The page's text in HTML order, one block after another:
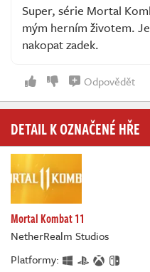
Super, série Mortal
mým herním životem.
nakopat zadek.
Odpovědět
DETAIL K OZNAČENÉ HŘE
Mortal Kombat 11
NetherRealm Studios
Platformy: